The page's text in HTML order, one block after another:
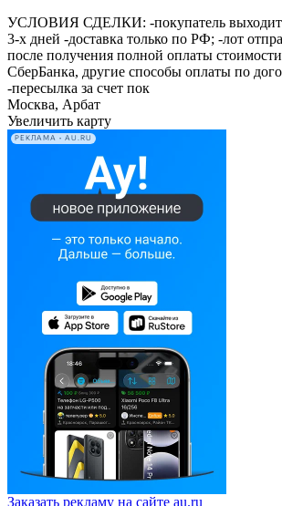
УСЛОВИЯ СДЕЛКИ: -покупатель выходит
3-х дней -доставка только по РФ; -лот
после получения полной оплаты
СберБанка, другие способы оплаты по
-пересылка за счет пок
Москва, Арбат
Увеличить карту
РЕКЛАМА • AU.RU
Заказать рекламу на сайте au.ru